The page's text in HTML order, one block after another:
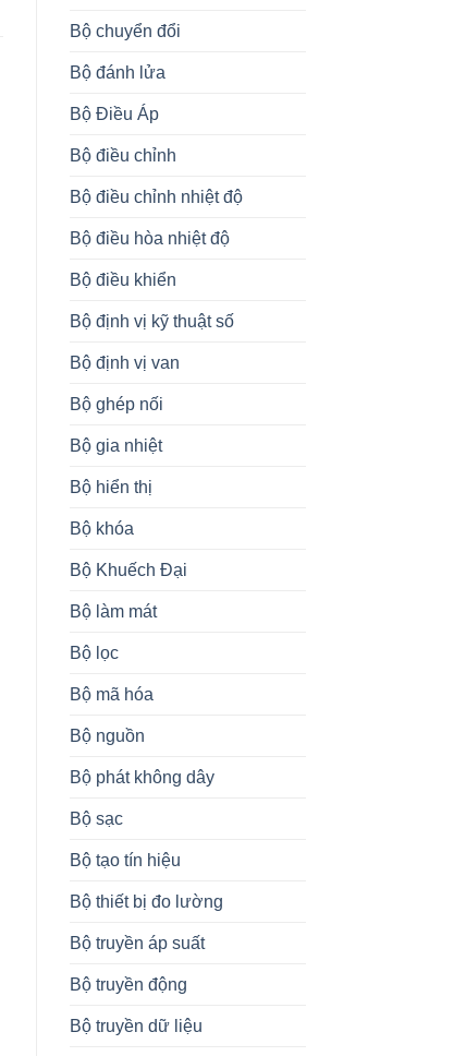
Bộ chuyển đổi
Bộ đánh lửa
Bộ Điều Áp
Bộ điều chỉnh
Bộ điều chỉnh nhiệt độ
Bộ điều hòa nhiệt độ
Bộ điều khiển
Bộ định vị kỹ thuật số
Bộ định vị van
Bộ ghép nối
Bộ gia nhiệt
Bộ hiển thị
Bộ khóa
Bộ Khuếch Đại
Bộ làm mát
Bộ lọc
Bộ mã hóa
Bộ nguồn
Bộ phát không dây
Bộ sạc
Bộ tạo tín hiệu
Bộ thiết bị đo lường
Bộ truyền áp suất
Bộ truyền động
Bộ truyền dữ liệu